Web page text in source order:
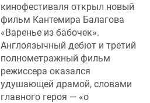
кинофестиваля открыл новый
фильм Кантемира Балагова
«Варенье из бабочек».
Англоязычный дебют и третий
полнометражный фильм
режиссера оказался
удушающей драмой, словами
главного героя — «о